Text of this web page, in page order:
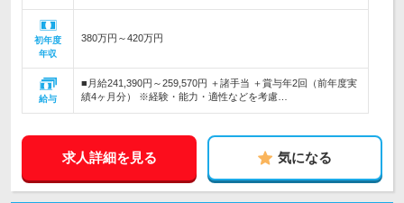
初年度
年収
380万円～420万円
給与
■月給241,390円～259,570円 ＋諸手当 ＋賞与年2回（前年度実
績4ヶ月分） ※経験・能力・適性などを考慮…
求人詳細を見る 気になる